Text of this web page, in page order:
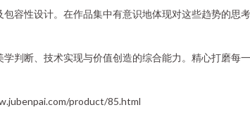
容性设计。在作品集中有意识地体现对这些趋势的思
判断、技术实现与价值创造的综合能力。精心打磨每
product/85.html